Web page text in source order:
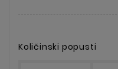
Količinski popusti